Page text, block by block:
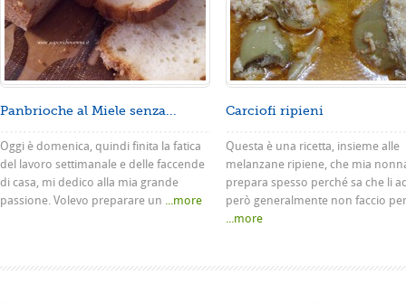
Panbrioche al Miele senza...
Oggi è domenica, quindi finita la fatica
del lavoro settimanale e delle faccende
di casa, mi dedico alla mia grande
passione. Volevo preparare un ...more
Carciofi ripieni
Questa è una ricetta, insieme alle
melanzane ripiene, che mia
prepara spesso perché sa che li
però generalmente non faccio
...more